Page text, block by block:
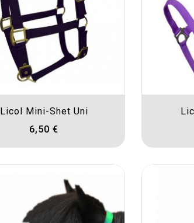
Licol Mini-Shet Uni
6,50 €